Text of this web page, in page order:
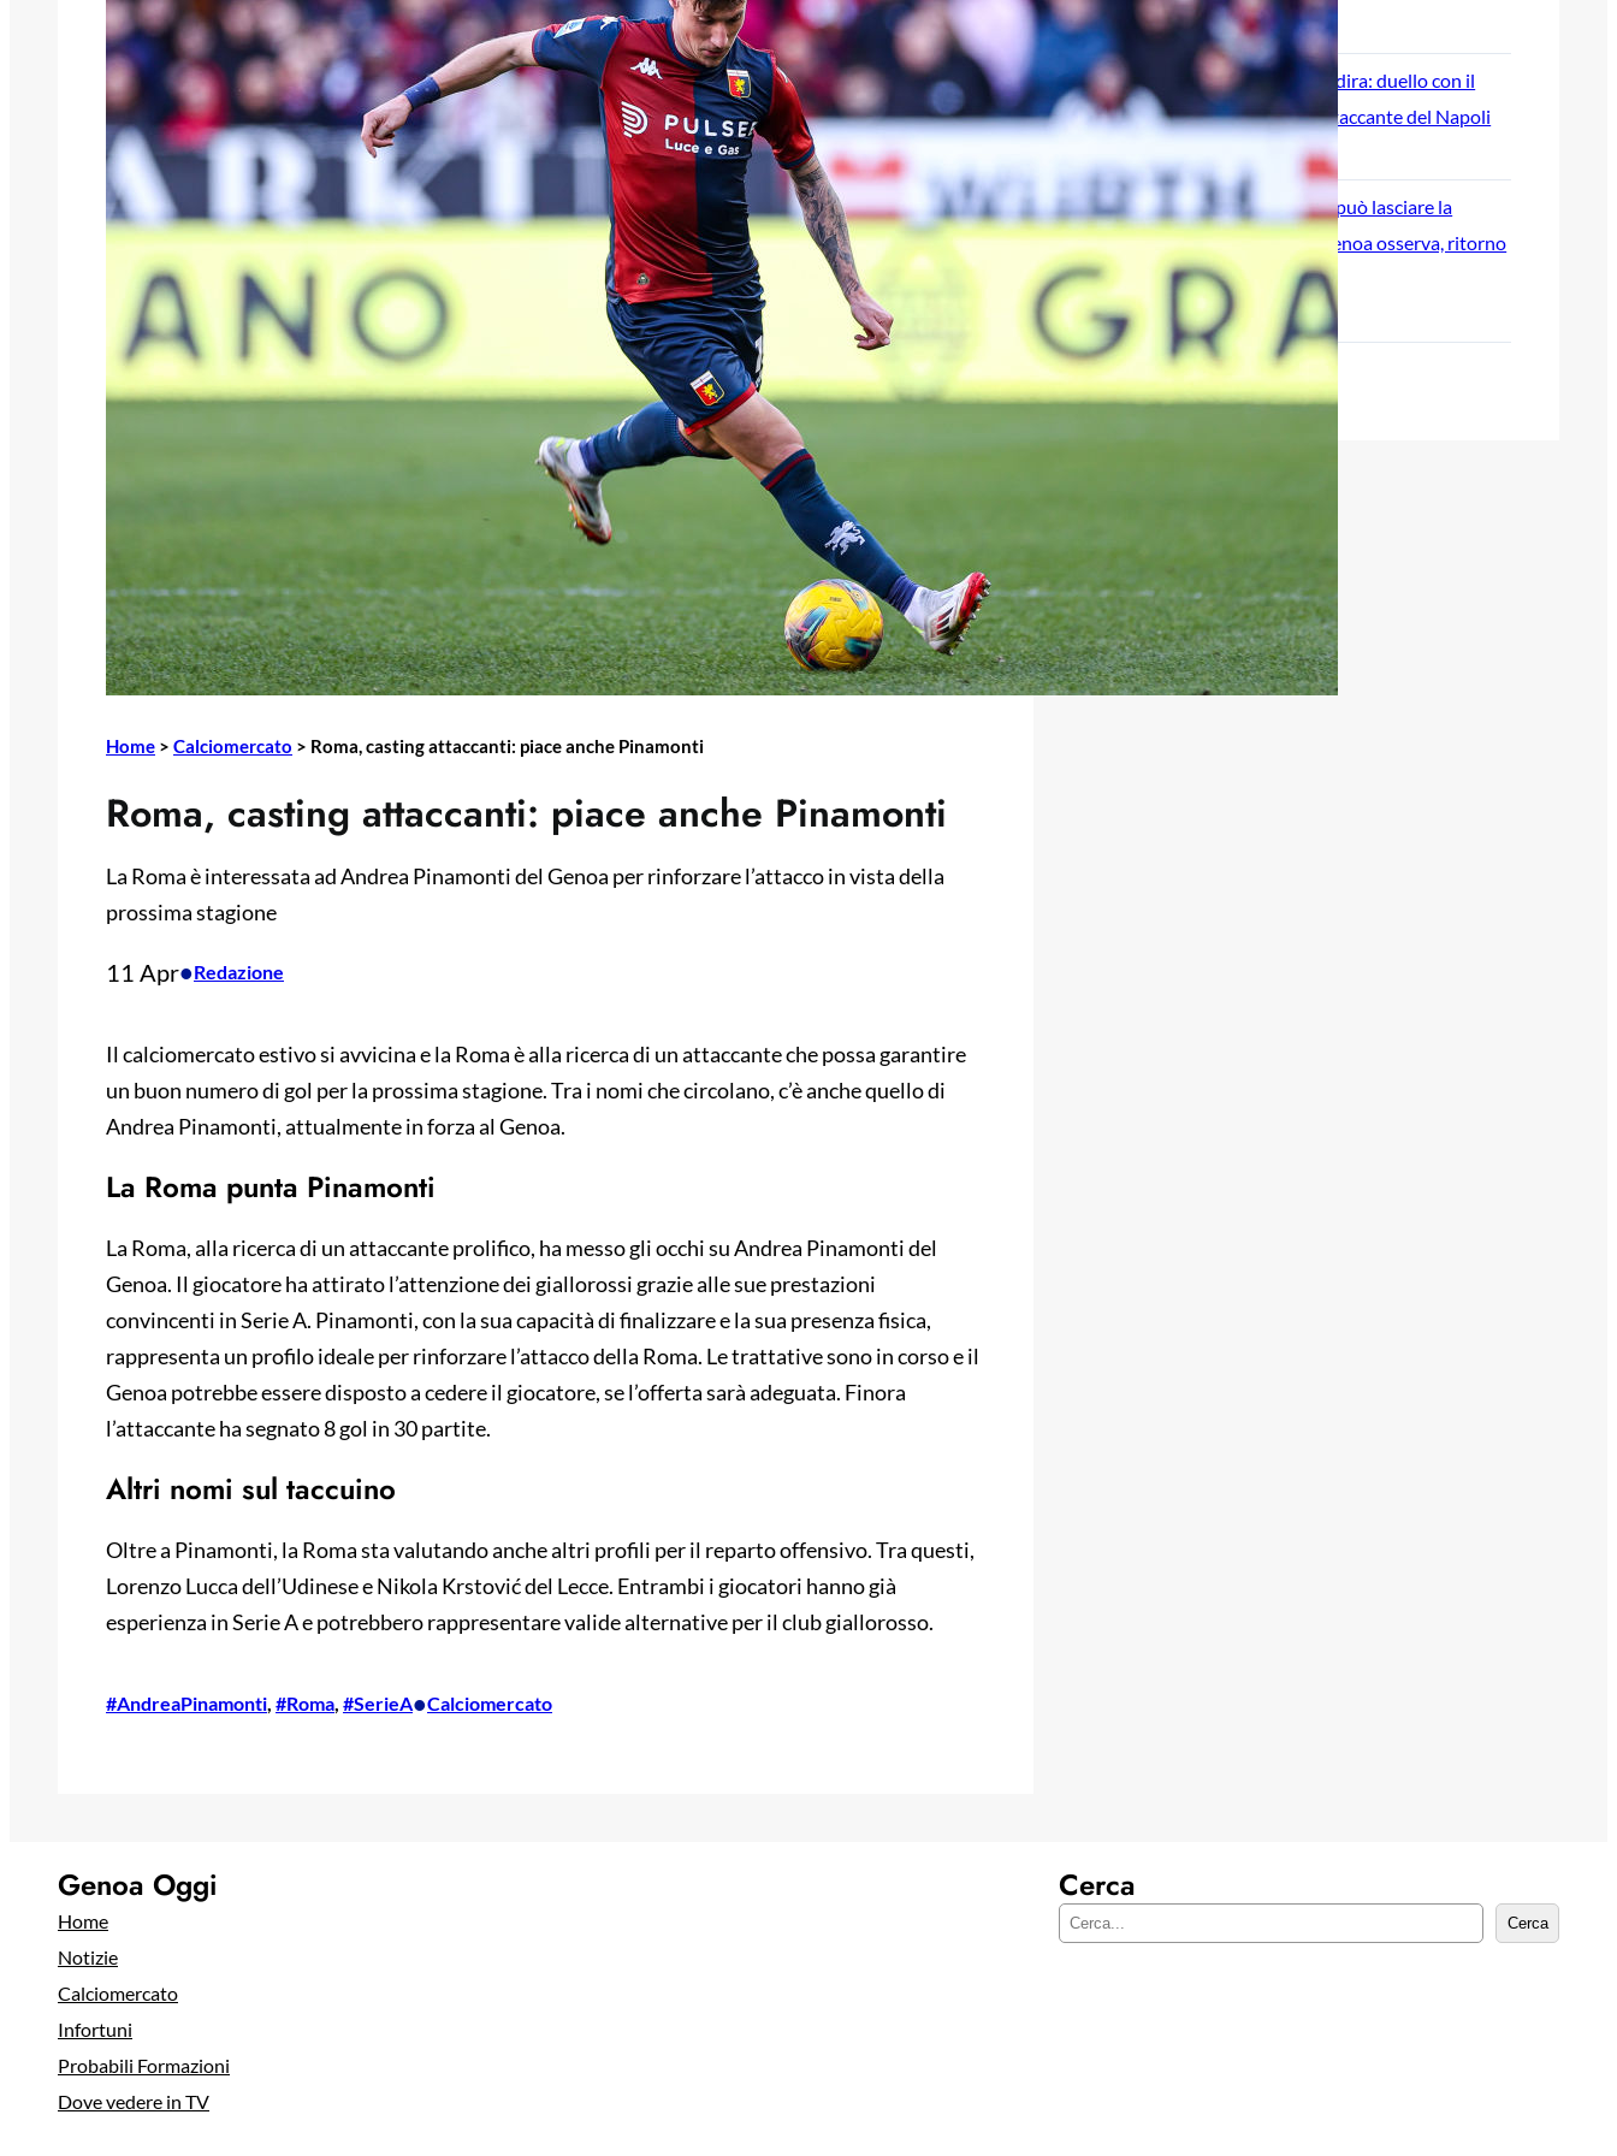
Home > Calciomercato > Roma, casting attaccanti: piace anche Pinamonti
Roma, casting attaccanti: piace anche Pinamonti
La Roma è interessata ad Andrea Pinamonti del Genoa per rinforzare l’attacco in vista della
prossima stagione
11 Apr•Redazione
Il calciomercato estivo si avvicina e la Roma è alla ricerca di un attaccante che possa garantire
un buon numero di gol per la prossima stagione. Tra i nomi che circolano, c’è anche quello di
Andrea Pinamonti, attualmente in forza al Genoa.
La Roma punta Pinamonti
La Roma, alla ricerca di un attaccante prolifico, ha messo gli occhi su Andrea Pinamonti del
Genoa. Il giocatore ha attirato l’attenzione dei giallorossi grazie alle sue prestazioni
convincenti in Serie A. Pinamonti, con la sua capacità di finalizzare e la sua presenza fisica,
rappresenta un profilo ideale per rinforzare l’attacco della Roma. Le trattative sono in corso e il
Genoa potrebbe essere disposto a cedere il giocatore, se l’offerta sarà adeguata. Finora
l’attaccante ha segnato 8 gol in 30 partite.
Altri nomi sul taccuino
Oltre a Pinamonti, la Roma sta valutando anche altri profili per il reparto offensivo. Tra questi,
Lorenzo Lucca dell’Udinese e Nikola Krstović del Lecce. Entrambi i giocatori hanno già
esperienza in Serie A e potrebbero rappresentare valide alternative per il club giallorosso.
#AndreaPinamonti, #Roma, #SerieA•Calciomercato
8 Agosto 2026
Genoa su Cheddira: duello con il
Cagliari per l’attaccante del Napoli
Gudmundsson può lasciare la
Fiorentina: il Genoa osserva, ritorno
possibile?
8 Agosto 2026
Genoa Oggi
Home
Notizie
Calciomercato
Infortuni
Probabili Formazioni
Dove vedere in TV
Cerca
C
Cerca